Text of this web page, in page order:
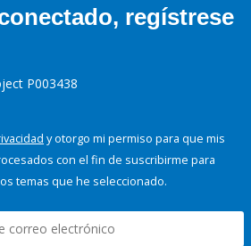
regístrese
P003438
y otorgo mi permiso para que mis
con el fin de suscribirme para
temas que he seleccionado.